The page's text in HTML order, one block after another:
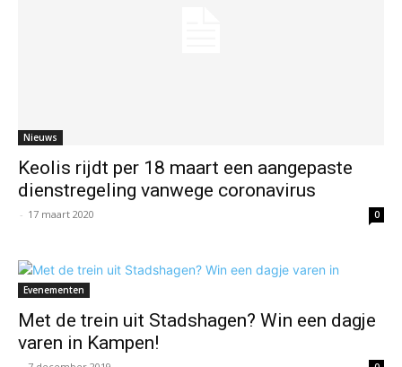
Nieuws
Keolis rijdt per 18 maart een aangepaste
dienstregeling vanwege coronavirus
- 17 maart 2020 0
Evenementen
Met de trein uit Stadshagen? Win een dagje
varen in Kampen!